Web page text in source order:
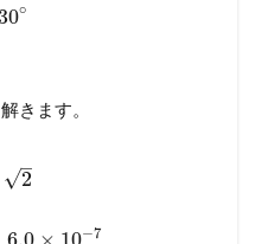
∘
きます。
2
–
√
−7